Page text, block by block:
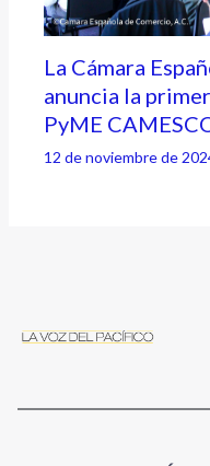
La Cámara
anuncia la
PyME
12 de noviembre de